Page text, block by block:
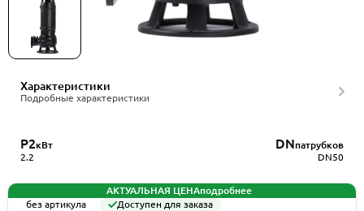
Характеристики
Подробные характеристики
P2кВт
2.2
DNпатрубков
DN50
АКТУАЛЬНАЯ ЦЕНАподробнее
без артикула
Доступен для заказа